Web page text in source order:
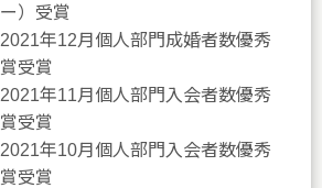
ー）受賞
2021年12月個人部門成婚者数優秀
賞受賞
2021年11月個人部門入会者数優秀
賞受賞
2021年10月個人部門入会者数優秀
賞受賞